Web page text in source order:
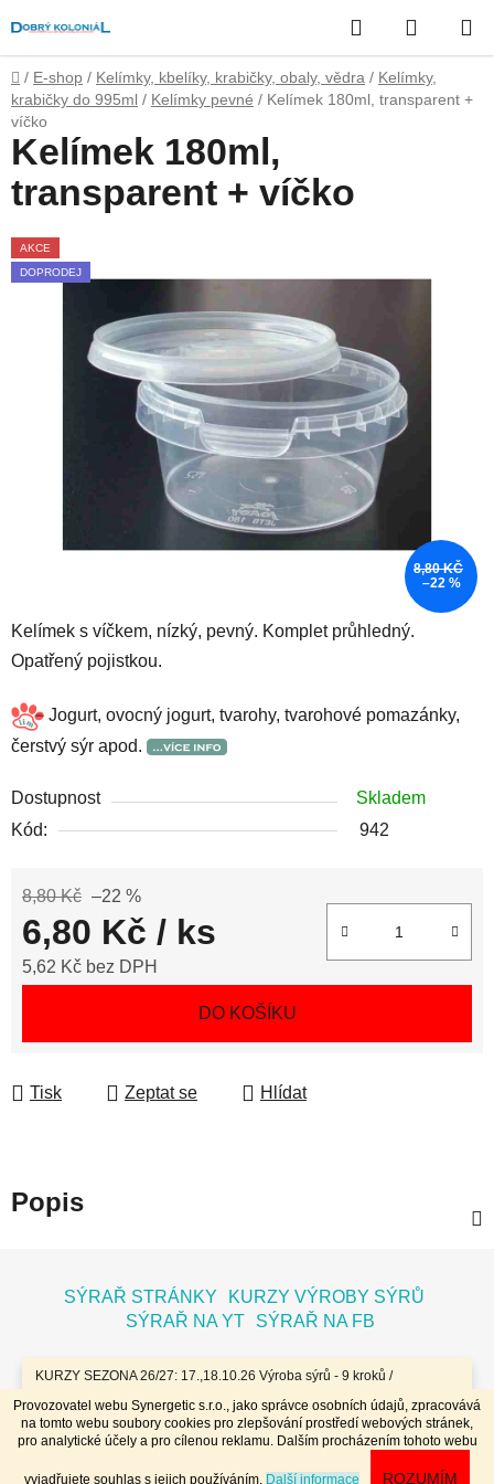
Provozovatel webu Synergetic s.r.o., jako správce osobních údajů, zpracovává
na tomto webu soubory cookies pro zlepšování prostředí webových stránek,
pro analytické účely a pro cílenou reklamu. Dalším procházením tohoto webu
vyjadřujete souhlas s jejich používáním. Další informace ROZUMÍM
na
obsah
KURZY SEZONA 26/27: 17.,18.10.26 Výroba sýrů - 9 kroků /
7.11.26 Bochníky - tvrdé zrající sýry / 8.11.26 Jogurty, Zákysy, Kefír
a Tvaroh + Hnětené a Tažené sýry/ 23.,24.1.27 Sýry doma /
20.,21.3.27 Výroba sýrů - 9 kroků / 10.4.27 Plísňáky - zrající sýry s
plísní / 11.4.27 Bochníky - tvrdé zrající sýry / 29.4..-2.5.27 Sýry 4
dny - komplet // Přihlášky na www.dobrykurz.cz //
Hledat
KOŠÍK
Domů
/ E-shop / Kelímky, kbelíky, krabičky, obaly, vědra / Kelímky,
krabičky do 995ml / Kelímky pevné / Kelímek 180ml, transparent +
víčko
Kelímek s víčkem, nízký, pevný. Komplet průhledný.
Opatřený pojistkou.
Jogurt, ovocný jogurt, tvarohy, tvarohové pomazánky,
čerstvý sýr apod.
Dostupnost
Skladem
Kód:
942
8,80 Kč –22 %
6,80 Kč / ks
5,62 Kč bez DPH
DO KOŠÍKU
Tisk Zeptat se Hlídat
Kelímek 180ml,
transparent + víčko
AKCE
DOPRODEJ
8,80 KČ
–22 %
Popis
SÝRAŘ STRÁNKY
KURZY VÝROBY SÝRŮ
SÝRAŘ NA YT
SÝRAŘ NA FB
Vytvořil Shoptet